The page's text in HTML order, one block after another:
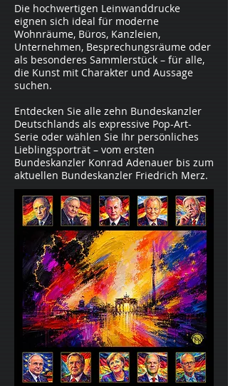
Die hochwertigen Leinwanddrucke
eignen sich ideal für moderne
Wohnräume, Büros, Kanzleien,
Unternehmen, Besprechungsräume oder
als besonderes Sammlerstück – für alle,
die Kunst mit Charakter und Aussage
suchen.
Entdecken Sie alle zehn Bundeskanzler
Deutschlands als expressive Pop-Art-
Serie oder wählen Sie Ihr persönliches
Lieblingsporträt – vom ersten
Bundeskanzler Konrad Adenauer bis zum
aktuellen Bundeskanzler Friedrich Merz.